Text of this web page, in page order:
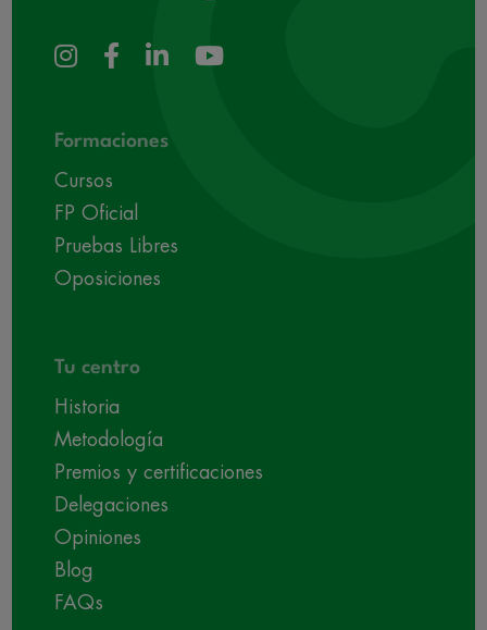
Formaciones
Cursos
FP Oficial
Pruebas Libres
Oposiciones
Tu centro
Historia
Metodología
Premios y certificaciones
Delegaciones
Opiniones
Blog
FAQs